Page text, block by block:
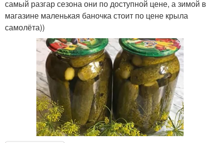
самый разгар сезона они по доступной цене, а зимой в
магазине маленькая баночка стоит по цене крыла
самолёта))